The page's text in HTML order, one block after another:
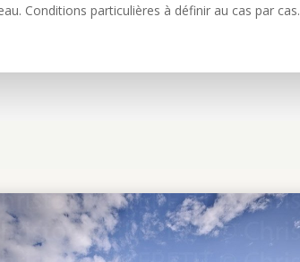
Conditions particulières à définir au cas par cas.